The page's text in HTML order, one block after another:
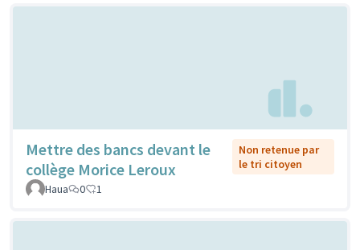
Mettre des bancs devant le
collège Morice Leroux
Non retenue par
le tri citoyen
Haua
0 1